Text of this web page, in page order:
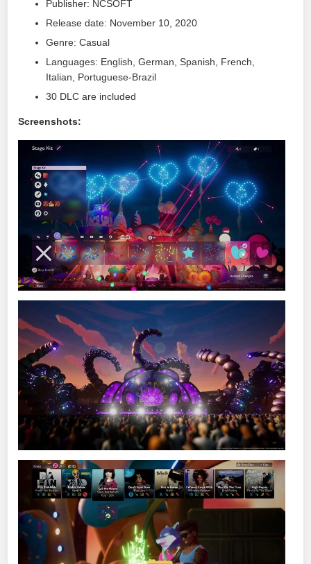
Publisher: NCSOFT
Release date: November 10, 2020
Genre: Casual
Languages: English, German, Spanish, French,
Italian, Portuguese-Brazil
30 DLC are included
Screenshots: